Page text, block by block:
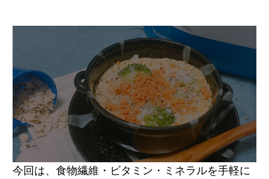
今回は、食物繊維・ビタミン・ミネラルを手軽に